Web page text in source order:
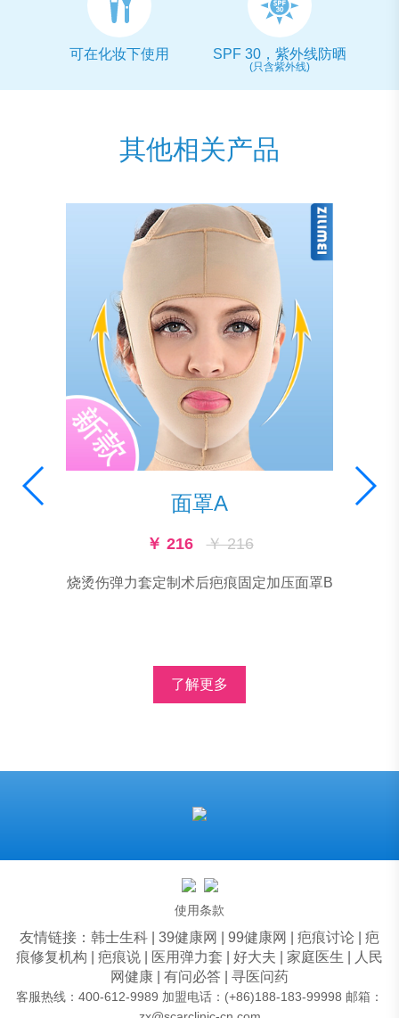
可在化妆下使用 SPF 30，紫外线防晒
(只含紫外线)
其他相关产品
面罩A
￥ 216 ￥ 216
烧烫伤弹力套定制术后疤痕固定加压面罩B
了解更多
使用条款
友情链接： 韩士生科 39健康网 99健康网 疤痕讨论
疤
痕修复机构
疤痕说 医用弹力套 好大夫 家庭医生
人民
网健康
有问必答 寻医问药
客服热线：400-612-9989 加盟电话：(+86)188-183-99998 邮箱：